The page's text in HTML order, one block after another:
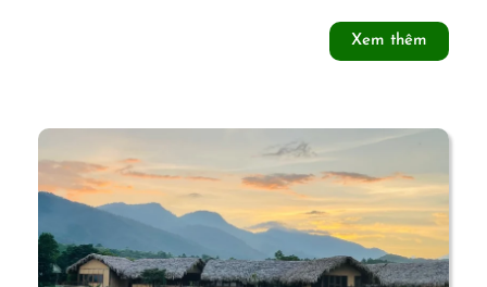
giữa
lòng
Mai
Châu
Xem thêm
thêm